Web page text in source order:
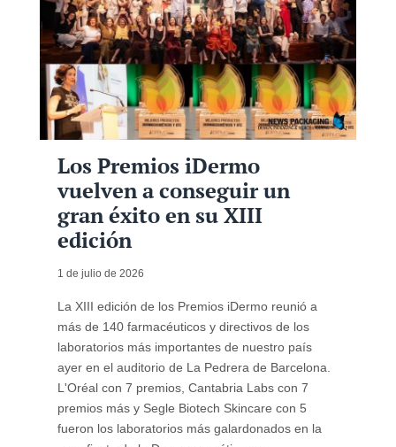
Los Premios iDermo
vuelven a conseguir un
gran éxito en su XIII
edición
1 de julio de 2026
La XIII edición de los Premios iDermo reunió a
más de 140 farmacéuticos y directivos de los
laboratorios más importantes de nuestro país
ayer en el auditorio de La Pedrera de Barcelona.
L'Oréal con 7 premios, Cantabria Labs con 7
premios más y Segle Biotech Skincare con 5
fueron los laboratorios más galardonados en la